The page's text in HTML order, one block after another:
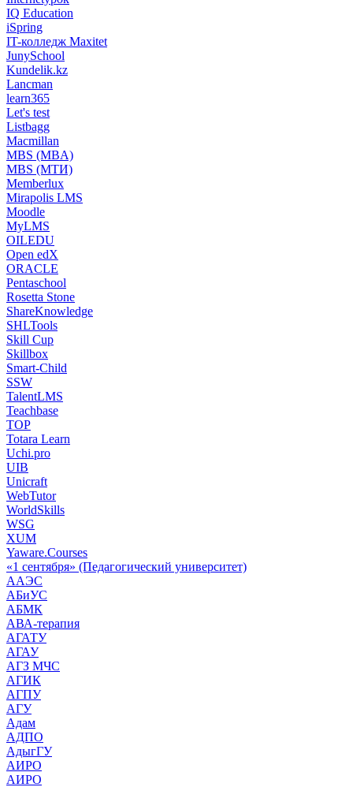
IQ Education
iSpring
IT-колледж Maxitet
JunySchool
Kundelik.kz
Lancman
learn365
Let's test
Listbagg
Macmillan
MBS (MBA)
MBS (МТИ)
Memberlux
Mirapolis LMS
Moodle
MyLMS
OILEDU
Open edX
ORACLE
Pentaschool
Rosetta Stone
ShareKnowledge
SHLTools
Skill Cup
Skillbox
Smart-Child
SSW
TalentLMS
Teachbase
TOP
Totara Learn
Uchi.pro
UIB
Unicraft
WebTutor
WorldSkills
WSG
XUM
Yaware.Courses
«1 сентября» (Педагогический университет)
ААЭС
АБиУС
АБМК
АВА-терапия
АГАТУ
АГАУ
АГЗ МЧС
АГИК
АГПУ
АГУ
Адам
АДПО
АдыгГУ
АИРО
АИРО